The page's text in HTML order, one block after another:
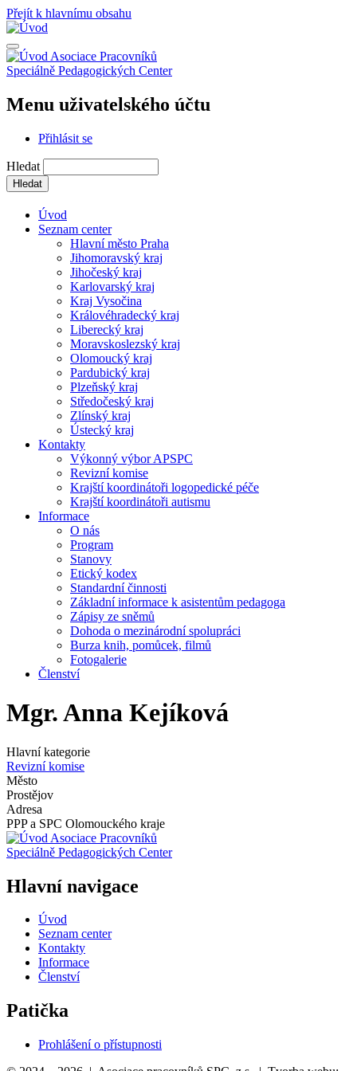
Přejít k hlavnímu obsahu
Asociace Pracovníků
Speciálně Pedagogických Center
Menu uživatelského účtu
Přihlásit se
Hledat
Úvod
Seznam center
Hlavní město Praha
Jihomoravský kraj
Jihočeský kraj
Karlovarský kraj
Kraj Vysočina
Královéhradecký kraj
Liberecký kraj
Moravskoslezský kraj
Olomoucký kraj
Pardubický kraj
Plzeňský kraj
Středočeský kraj
Zlínský kraj
Ústecký kraj
Kontakty
Výkonný výbor APSPC
Revizní komise
Krajští koordinátoři logopedické péče
Krajští koordinátoři autismu
Informace
O nás
Program
Stanovy
Etický kodex
Standardní činnosti
Základní informace k asistentům pedagoga
Zápisy ze sněmů
Dohoda o mezinárodní spolupráci
Burza knih, pomůcek, filmů
Fotogalerie
Členství
Mgr. Anna Kejíková
Hlavní kategorie
Revizní komise
Město
Prostějov
Adresa
PPP a SPC Olomouckého kraje
Asociace Pracovníků
Speciálně Pedagogických Center
Hlavní navigace
Úvod
Seznam center
Kontakty
Informace
Členství
Patička
Prohlášení o přístupnosti